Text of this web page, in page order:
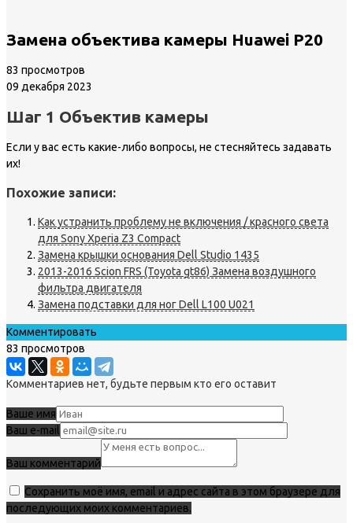
Замена объектива камеры Huawei P20
83 просмотров
09 декабря 2023
Шаг 1 Объектив камеры
Если у вас есть какие-либо вопросы, не стесняйтесь задавать
их!
Похожие записи:
Как устранить проблему не включения / красного света
для Sony Xperia Z3 Compact
Замена крышки основания Dell Studio 1435
2013-2016 Scion FRS (Toyota gt86) Замена воздушного
фильтра двигателя
Замена подставки для ног Dell L100 U021
Комментировать
83 просмотров
Комментариев нет, будьте первым кто его оставит
Ваше имя
Ваш e-mail
Ваш комментарий
Сохранить моё имя, email и адрес сайта в этом браузере для
последующих моих комментариев.